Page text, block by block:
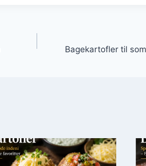
Bagekartofler til